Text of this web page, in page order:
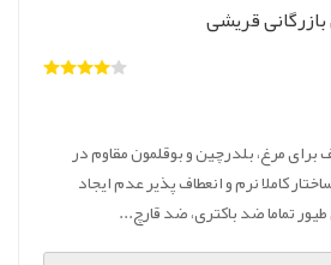
قریشی
مرغ، بلدرچین و بوقلمون مقاوم در
کاملا نرم و انعطاف پذیر عدم ایجاد
تماما ضد باکتری، ضد قارچ...